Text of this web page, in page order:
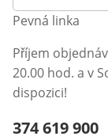
Pevná linka
Příjem
20.00 hod. a v
dispozici!
Telefonní
374 619 900